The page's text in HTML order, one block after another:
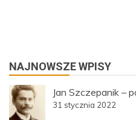
NAJNOWSZE WPISY
Jan Szczepanik –
31 stycznia 2022